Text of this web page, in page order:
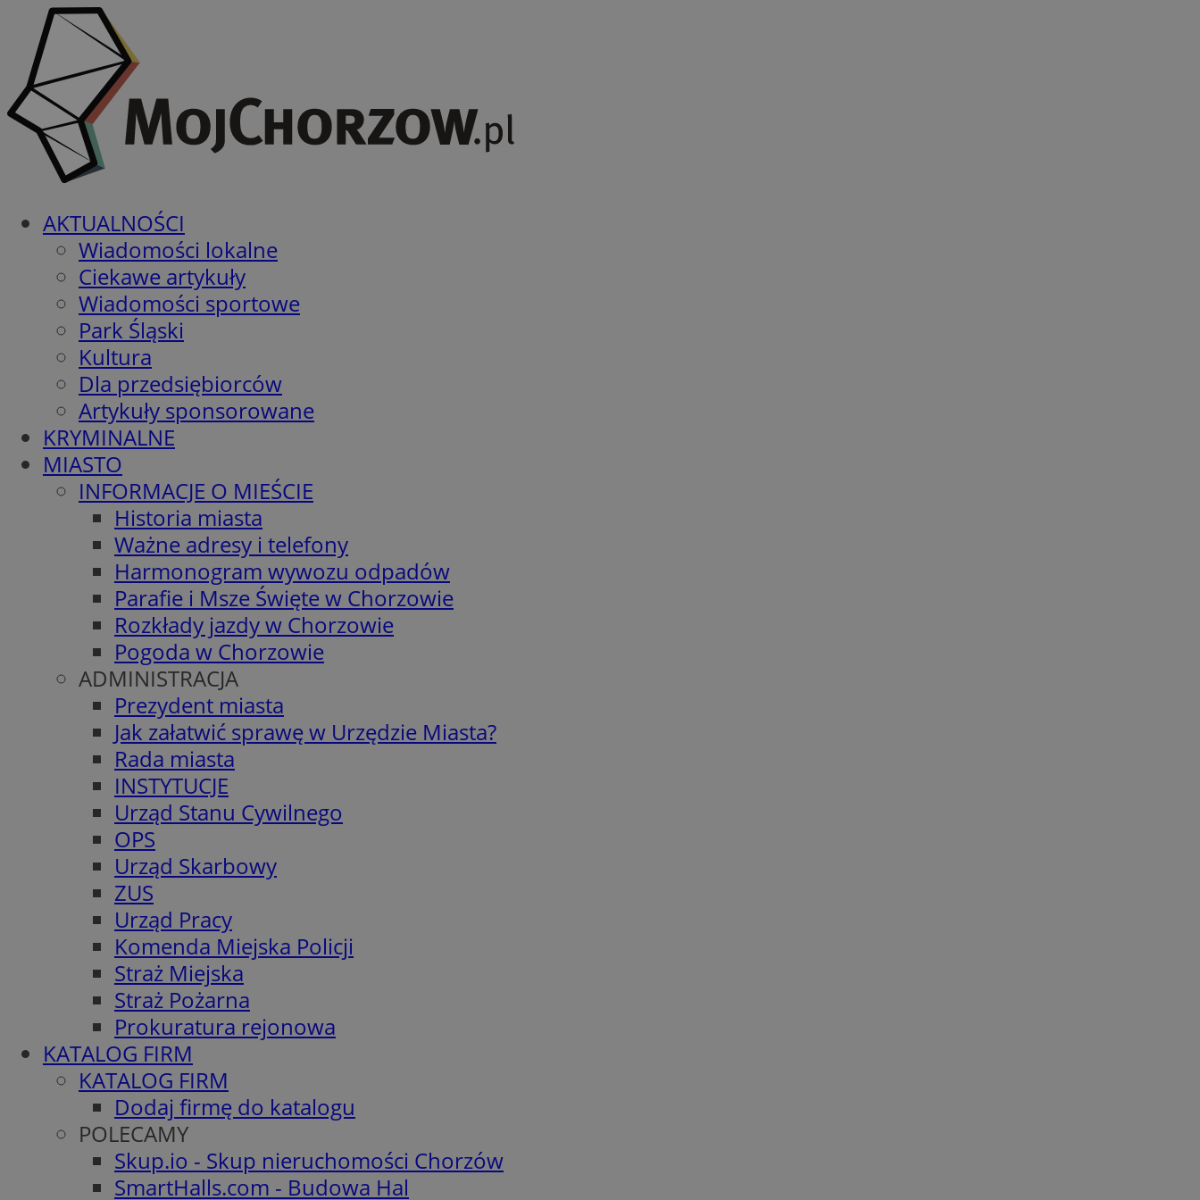
AKTUALNOŚCI
Wiadomości lokalne
Ciekawe artykuły
Wiadomości sportowe
Park Śląski
Kultura
Dla przedsiębiorców
Artykuły sponsorowane
KRYMINALNE
MIASTO
INFORMACJE O MIEŚCIE
Historia miasta
Ważne adresy i telefony
Harmonogram wywozu odpadów
Parafie i Msze Święte w Chorzowie
Rozkłady jazdy w Chorzowie
Pogoda w Chorzowie
ADMINISTRACJA
Prezydent miasta
Jak załatwić sprawę w Urzędzie Miasta?
Rada miasta
INSTYTUCJE
Urząd Stanu Cywilnego
OPS
Urząd Skarbowy
ZUS
Urząd Pracy
Komenda Miejska Policji
Straż Miejska
Straż Pożarna
Prokuratura rejonowa
KATALOG FIRM
KATALOG FIRM
Dodaj firmę do katalogu
POLECAMY
Skup.io - Skup nieruchomości Chorzów
SmartHalls.com - Budowa Hal